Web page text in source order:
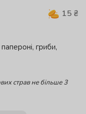
15 ₴
гриби,
страв не більше 3